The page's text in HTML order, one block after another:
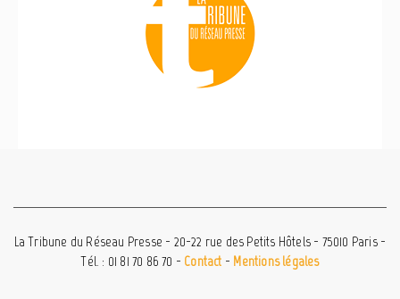
La Tribune du Réseau Presse - 20-22 rue des Petits Hôtels - 75010 Paris -
Tél. : 01 81 70 86 70 - Contact - Mentions légales